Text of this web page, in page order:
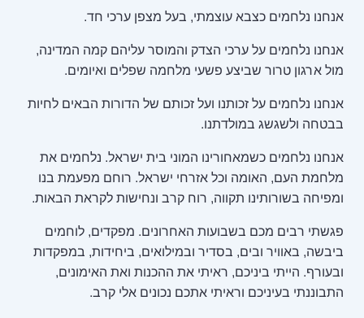
אנחנו נלחמים כצבא עוצמתי, בעל מצפן ערכי חד.
אנחנו נלחמים על ערכי הצדק והמוסר עליהם קמה המדינה,
מול ארגון טרור שביצע פשעי מלחמה שפלים ואיומים.
אנחנו נלחמים על זכותנו ועל זכותם של הדורות הבאים לחיות
בבטחה ולשגשג במולדתנו.
אנחנו נלחמים כשמאחורינו המוני בית ישראל. נלחמים את
מלחמת העם, האומה וכל אזרחי ישראל. רוחם מפעמת בנו
ומפיחה בשורותינו תקווה, רוח קרב ונחישות לקראת הבאות.
פגשתי רבים מכם בשבועות האחרונים. מפקדים, לוחמים
ביבשה, באוויר ובים, בסדיר ובמילואים, ביחידות, במפקדות
ובעורף. הייתי ביניכם, ראיתי את ההכנות ואת האימונים,
התבוננתי בעיניכם וראיתי אתכם נכונים אלי קרב.